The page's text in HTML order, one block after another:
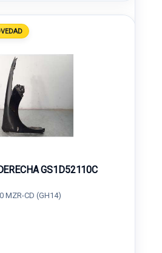
GS1D52110C
MZR-CD (GH14)